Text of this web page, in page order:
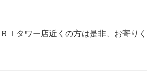
Ｉタワー店近くの方は是非、お寄りく